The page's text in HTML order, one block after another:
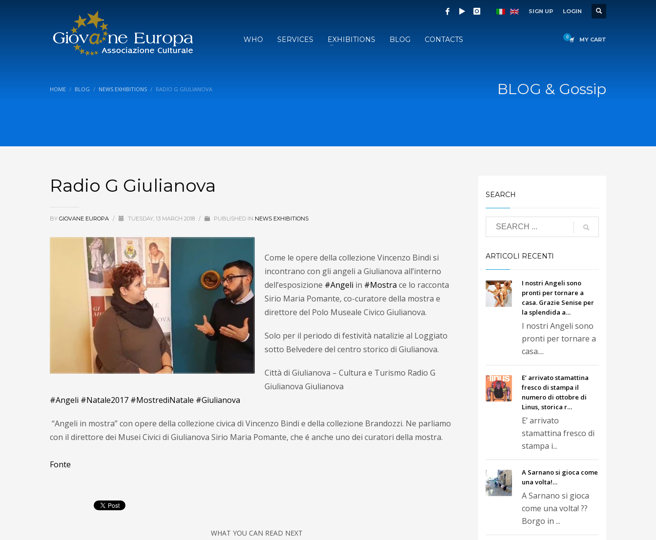
SIGN UP LOGIN
WHO SERVICES EXHIBITIONS BLOG CONTACTS MY CART
HOME BLOG NEWS EXHIBITIONS RADIO G GIULIANOVA BLOG & Gossip
Radio G Giulianova
BY GIOVANE EUROPA / TUESDAY, 13 MARCH 2018 / PUBLISHED IN NEWS EXHIBITIONS
Come le opere della collezione Vincenzo Bindi si
incontrano con gli angeli a Giulianova all’interno
dell’esposizione #Angeli in #Mostra ce lo racconta
Sirio Maria Pomante, co-curatore della mostra e
direttore del Polo Museale Civico Giulianova.
Solo per il periodo di festività natalizie al Loggiato
sotto Belvedere del centro storico di Giulianova.
Città di Giulianova – Cultura e Turismo Radio G
Giulianova Giulianova
#Angeli #Natale2017 #MostrediNatale #Giulianova
“Angeli in mostra” con opere della collezione civica di Vincenzo Bindi e della collezione Brandozzi. Ne parliamo
con il direttore dei Musei Civici di Giulianova Sirio Maria Pomante, che é anche uno dei curatori della mostra.
Fonte
WHAT YOU CAN READ NEXT
SEARCH
ARTICOLI RECENTI
I nostri Angeli sono
pronti per tornare a
casa. Grazie Senise per
la splendida a…
I nostri Angeli sono
pronti per tornare a
casa....
E’ arrivato stamattina
fresco di stampa il
numero di ottobre di
Linus, storica r…
E’ arrivato
stamattina fresco di
stampa i...
A Sarnano si gioca come
una volta!…
A Sarnano si gioca
come una volta! ??
Borgo in ...